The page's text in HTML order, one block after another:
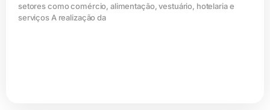
setores como comércio, alimentação, vestuário, hotelaria e
serviços A realização da